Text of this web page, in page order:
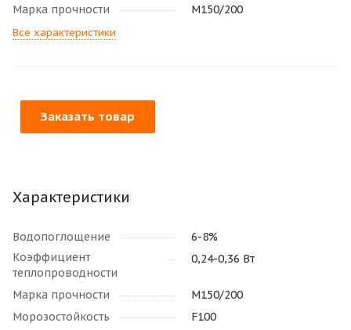
Марка прочности М150/200
Все характеристики
Заказать товар
Характеристики
Водопоглощение
6-8%
Коэффициент
теплопроводности
0,24-0,36 Вт
Марка прочности
М150/200
Морозостойкость
F100